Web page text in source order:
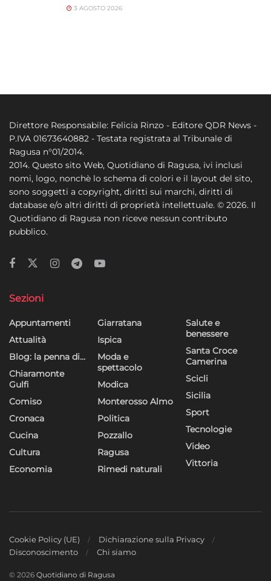
3 AGOSTO 2026
Direttore Responsabile: Felicia Rinzo - Editore QDR News -
P.IVA 01673640882 - Testata registrata al Tribunale di
Ragusa n°01/2014.
2014. Questo sito Web, Quotidiano di Ragusa, ivi inclusi
nomi, logo, nonchè lo schema di colori e il layout del sito,
sono soggetti a copyright, diritti sui marchi, diritti di
database e/o altri diritti di proprietà intellettuale. © 2026. Il
Quotidiano di Ragusa non riceve nessun contributo
pubblico.
Sezioni
Appuntamenti
Attualità
Blog: la penna di…
Chiaramonte
Gulfi
Comiso
Cronaca
Cucina
Cultura
Economia
Giarratana
Ispica
Moda e
spettacolo
Modica
Monterosso Almo
Politica
Pozzallo
Ragusa
Rimedi naturali
Salute e
benessere
Santa Croce
Camerina
Scicli
Sicilia
Sport
Tecnologie
Video
Vittoria
Cookie Policy (UE)
Dichiarazione sulla Privacy
Disconoscimento
Chi siamo
© 2026 Quotidiano di Ragusa